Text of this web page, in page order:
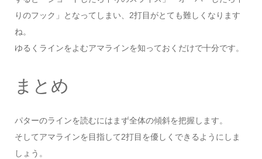
りのフック」となってしまい、2打目がとても難しくなります
ね。
ゆるくラインをよむアマラインを知っておくだけで十分です。
まとめ
パターのラインを読むにはまず全体の傾斜を把握します。
そしてアマラインを目指して2打目を優しくできるようにしま
しょう。